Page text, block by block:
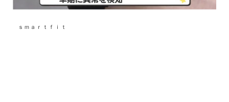
ｓｍａｒｔｆｉｔ